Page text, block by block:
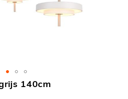
140cm